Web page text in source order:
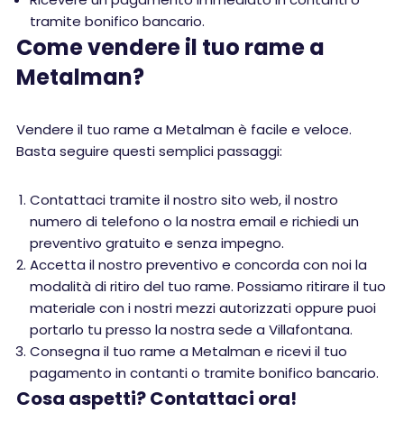
tramite bonifico bancario.
Come vendere il tuo rame a
Metalman?
Vendere il tuo rame a Metalman è facile e veloce.
Basta seguire questi semplici passaggi:
Contattaci tramite il nostro sito web, il nostro
numero di telefono o la nostra email e richiedi un
preventivo gratuito e senza impegno.
Accetta il nostro preventivo e concorda con noi la
modalità di ritiro del tuo rame. Possiamo ritirare il tuo
materiale con i nostri mezzi autorizzati oppure puoi
portarlo tu presso la nostra sede a Villafontana.
Consegna il tuo rame a Metalman e ricevi il tuo
pagamento in contanti o tramite bonifico bancario.
Cosa aspetti? Contattaci ora!